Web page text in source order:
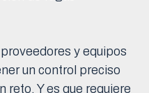
y equipos
un control preciso
reto. Y es que requiere